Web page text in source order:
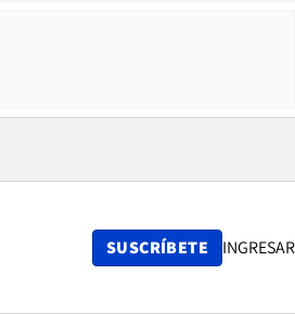
SUSCRÍBETE INGRESAR